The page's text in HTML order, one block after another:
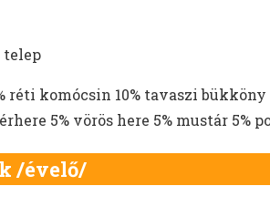
telep
réti komócsin 10% tavaszi bükköny
5% vörös here 5% mustár 5%
/évelő/